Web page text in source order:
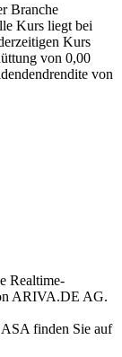
Branche
Kurs liegt bei
Kurs
von 0,00
von
Realtime-
ARIVA.DE AG.
finden Sie auf